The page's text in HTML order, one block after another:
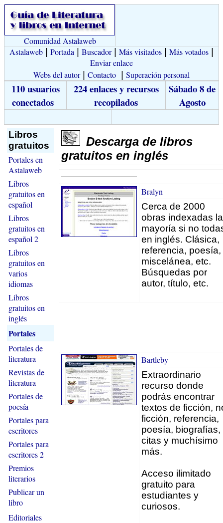
Comunidad Astalaweb
Astalaweb
Portada Buscador| Más visitados Más votados
Enviar enlace
Webs del autor| Contacto Superación personal
110 usuarios
conectados
224 enlaces y recursos
recopilados
Sábado 8 de
Agosto
Libros
gratuitos
Portales en
Astalaweb
Libros
gratuitos en
español
Libros
gratuitos en
español 2
Libros
gratuitos en
varios
idiomas
Libros
gratuitos en
inglés
Portales
Portales de
literatura
Revistas de
literatura
Portales de
poesía
Portales para
escritores
Portales para
escritores 2
Premios
literarios
Publicar un
libro
Editoriales
Descarga de libros
gratuitos en inglés
Bralyn
Cerca de 2000
obras indexadas la
mayoría si no
en inglés. Clásica,
referencia, poesía,
miscelánea, etc.
Búsquedas por
autor, título, etc.
Bartleby
Extraordinario
recurso donde
podrás encontrar
textos de ficción,
ficción, referencia,
poesía, biografías,
citas y muchísimo
más.
Acceso ilimitado
gratuito para
estudiantes y
curiosos.